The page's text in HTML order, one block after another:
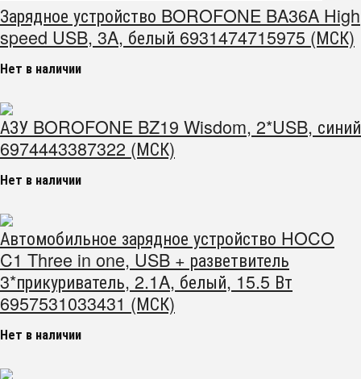
Зарядное устройство BOROFONE BA36A High
speed USB, 3A, белый 6931474715975 (МСК)
Нет в наличии
АЗУ BOROFONE BZ19 Wisdom, 2*USB, синий
6974443387322 (МСК)
Нет в наличии
Автомобильное зарядное устройство HOCO
C1 Three in one, USB + разветвитель
3*прикуриватель, 2.1A, белый, 15.5 Вт
6957531033431 (МСК)
Нет в наличии